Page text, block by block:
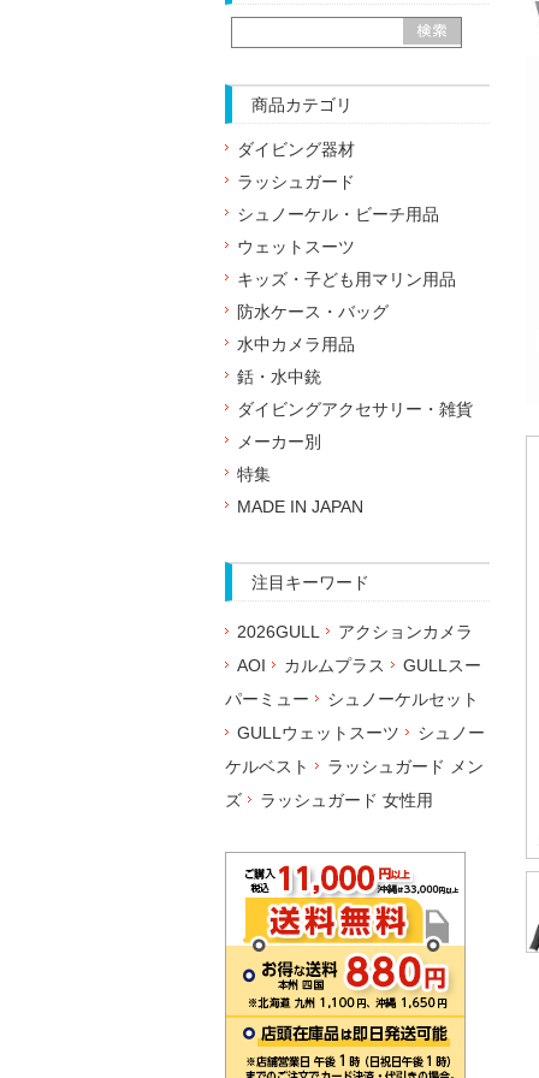
商品カテゴリ
ダイビング器材
ラッシュガード
シュノーケル・ビーチ用品
ウェットスーツ
キッズ・子ども用マリン用品
防水ケース・バッグ
水中カメラ用品
銛・水中銃
ダイビングアクセサリー・雑貨
メーカー別
特集
MADE IN JAPAN
注目キーワード
2026GULL
アクションカメラ
AOI
カルムプラス
GULLスー
パーミュー
シュノーケルセット
GULLウェットスーツ
シュノー
ケルベスト
ラッシュガード メン
ズ
ラッシュガード 女性用